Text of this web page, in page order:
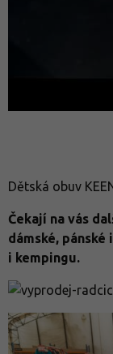
Dětská obuv
Čekají na vás
dámské,
i kempingu.